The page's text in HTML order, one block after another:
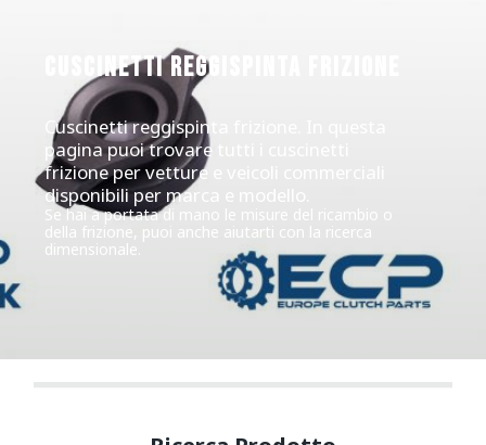
CUSCINETTI REGGISPINTA FRIZIONE
Cuscinetti reggispinta frizione. In questa
pagina puoi trovare tutti i cuscinetti
frizione per vetture e veicoli commerciali
disponibili per marca e modello.
Se hai a portata di mano le misure del ricambio o
della frizione, puoi anche aiutarti con la ricerca
dimensionale.